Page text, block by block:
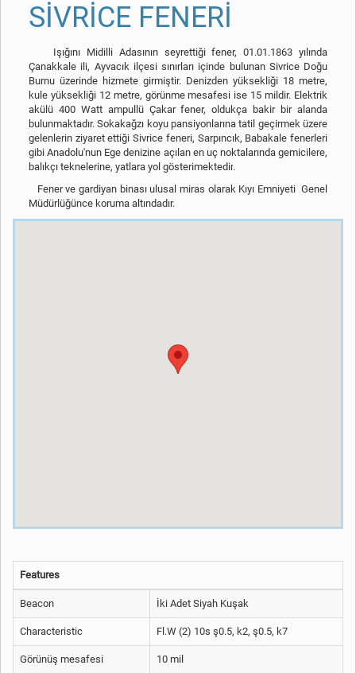
SİVRİCE FENERİ
Işığını Midilli Adasının seyrettiği fener, 01.01.1863 yılında
Çanakkale ili, Ayvacık ilçesi sınırları içinde bulunan Sivrice Doğu
Burnu üzerinde hizmete girmiştir. Denizden yüksekliği 18 metre,
kule yüksekliği 12 metre, görünme mesafesi ise 15 mildir. Elektrik
akülü 400 Watt ampullü Çakar fener, oldukça bakir bir alanda
bulunmaktadır. Sokakağzı koyu pansiyonlarına tatil geçirmek üzere
gelenlerin ziyaret ettiği Sivrice feneri, Sarpıncık, Babakale fenerleri
gibi Anadolu'nun Ege denizine açılan en uç noktalarında gemicilere,
balıkçı teknelerine, yatlara yol gösterimektedir.
Fener ve gardiyan binası ulusal miras olarak Kıyı Emniyeti Genel
Müdürlüğünce koruma altındadır.
Features
Beacon İki Adet Siyah Kuşak
Characteristic Fl.W (2) 10s ş0.5, k2, ş0.5, k7
Görünüş mesafesi 10 mil